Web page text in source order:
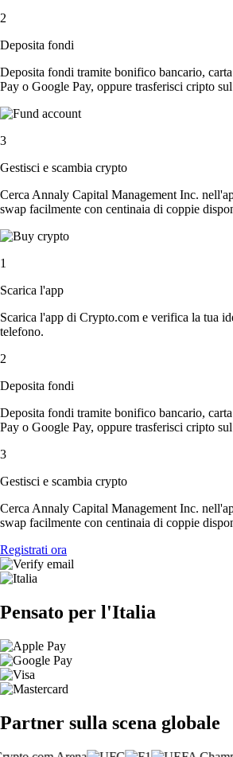
2
Deposita fondi
Deposita fondi tramite bonifico bancario,
Pay o Google Pay, oppure trasferisci cripto
3
Gestisci e scambia crypto
Cerca Annaly Capital Management Inc.
swap facilmente con centinaia di coppie
1
Scarica l'app
Scarica l'app di Crypto.com e verifica la tua
telefono.
2
Deposita fondi
Deposita fondi tramite bonifico bancario,
Pay o Google Pay, oppure trasferisci cripto
3
Gestisci e scambia crypto
Cerca Annaly Capital Management Inc.
swap facilmente con centinaia di coppie
Registrati ora
Pensato per l'Italia
Partner sulla scena globale